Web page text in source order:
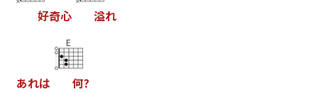
好奇心 溢れ
あれは
E
何?